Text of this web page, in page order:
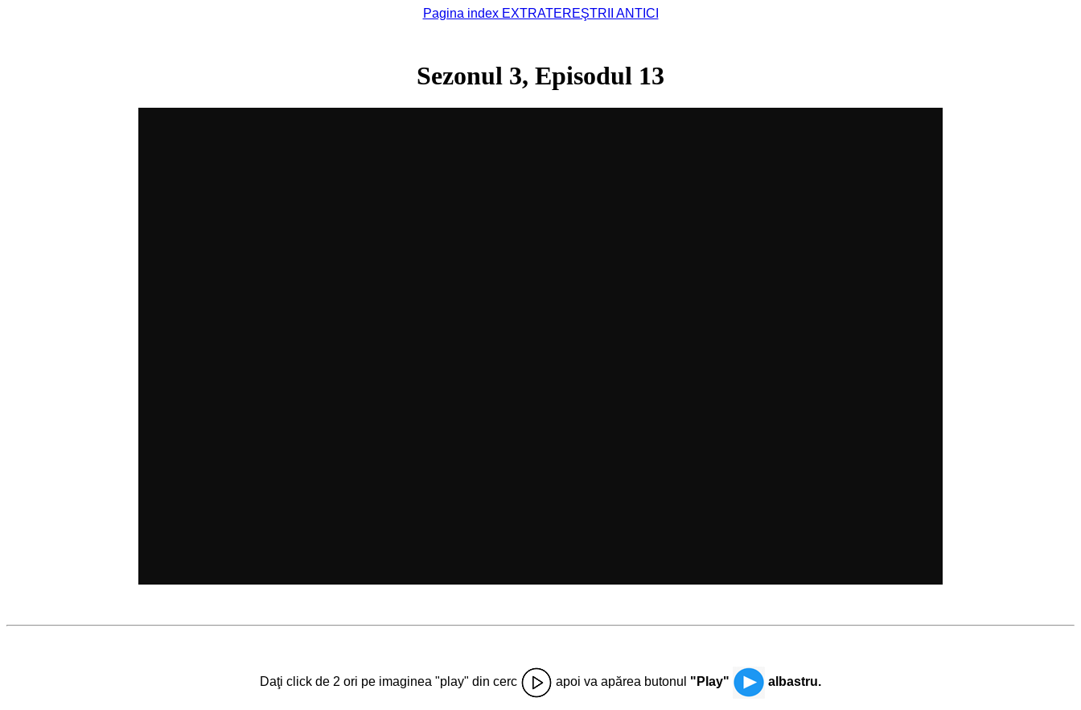
Pagina index EXTRATEREŞTRII ANTICI
Sezonul 3, Episodul 13
Daţi click de 2 ori pe imaginea "play" din cerc apoi va apărea butonul "Play" albastru.